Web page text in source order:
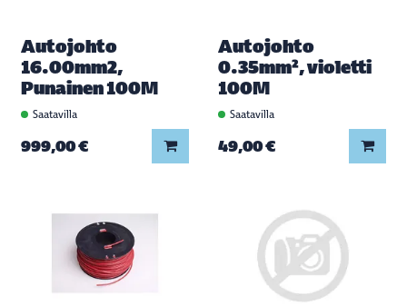
Autojohto
16.00mm2,
Punainen 100M
Saatavilla
999,00 € Lisää koriin
Autojohto
0.35mm², violetti
100M
Saatavilla
49,00 €